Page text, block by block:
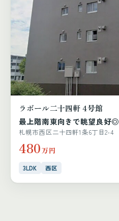
ラボール二十四軒 4号館
最上階南東向きで眺望良好◎
札幌市西区二十四軒1条6丁目2-4
480万円
3LDK 西区